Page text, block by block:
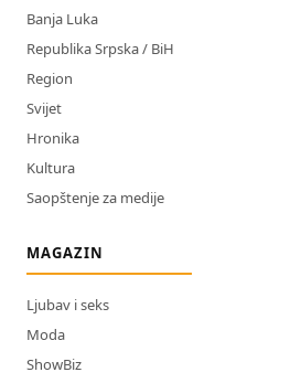
Banja Luka
Republika Srpska / BiH
Region
Svijet
Hronika
Kultura
Saopštenje za medije
MAGAZIN
Ljubav i seks
Moda
ShowBiz